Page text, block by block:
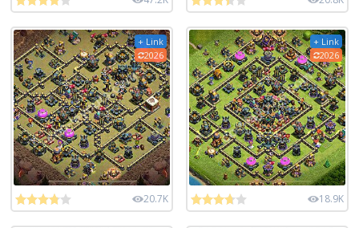
+ Link
2026
20.7K
+ Link
2026
18.9K